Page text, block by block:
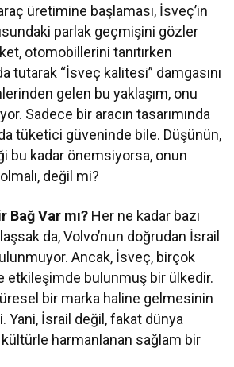
üretimine başlaması, İsveç’in
parlak geçmişini gözler
otomobillerini tanıtırken
tutarak “İsveç kalitesi” damgasını
gelen bu yaklaşım, onu
Sadece bir aracın tasarımında
tüketici güveninde bile. Düşünün,
bu kadar önemsiyorsa, onun
değil mi?
Bağ Var mı? Her ne kadar bazı
da, Volvo’nun doğrudan İsrail
Ancak, İsveç, birçok
etkileşimde bulunmuş bir ülkedir.
bir marka haline gelmesinin
Yani, İsrail değil, fakat dünya
harmanlanan sağlam bir